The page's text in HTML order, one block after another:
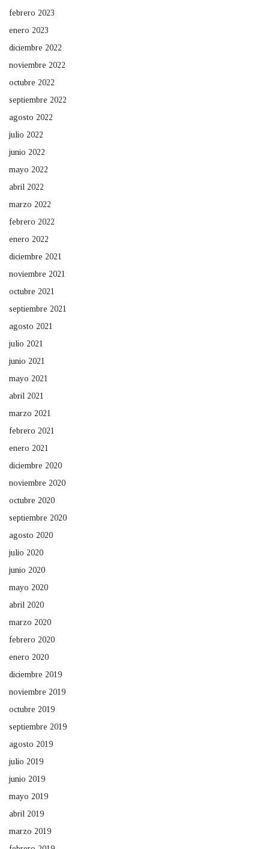
febrero 2023
enero 2023
diciembre 2022
noviembre 2022
octubre 2022
septiembre 2022
agosto 2022
julio 2022
junio 2022
mayo 2022
abril 2022
marzo 2022
febrero 2022
enero 2022
diciembre 2021
noviembre 2021
octubre 2021
septiembre 2021
agosto 2021
julio 2021
junio 2021
mayo 2021
abril 2021
marzo 2021
febrero 2021
enero 2021
diciembre 2020
noviembre 2020
octubre 2020
septiembre 2020
agosto 2020
julio 2020
junio 2020
mayo 2020
abril 2020
marzo 2020
febrero 2020
enero 2020
diciembre 2019
noviembre 2019
octubre 2019
septiembre 2019
agosto 2019
julio 2019
junio 2019
mayo 2019
abril 2019
marzo 2019